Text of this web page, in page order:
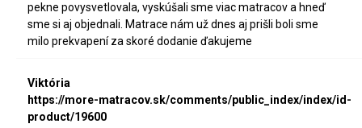
pekne povysvetlovala, vyskúšali sme viac matracov a hneď
sme si aj objednali. Matrace nám už dnes aj prišli boli sme
milo prekvapení za skoré dodanie ďakujeme
Viktória
https://more-matracov.sk/comments/public_index/index/id-
product/19600